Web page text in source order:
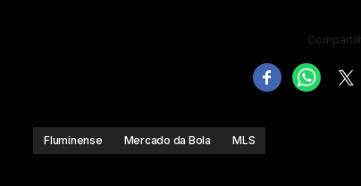
Fluminense Mercado da Bola MLS